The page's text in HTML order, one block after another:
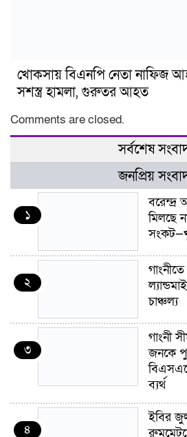
খোকসায় বিএনপি নেতা নাফিজ
সশস্ত্র হামলা, গুরুতর আহত
Comments are closed.
সর্বশেষ
জনপ্রিয়
১
বরেন্দ্র
মিলছে
২
চাঞ্চল্য
৩
গাংনী
জনকে
ব্যর্থ
৪
ইবির